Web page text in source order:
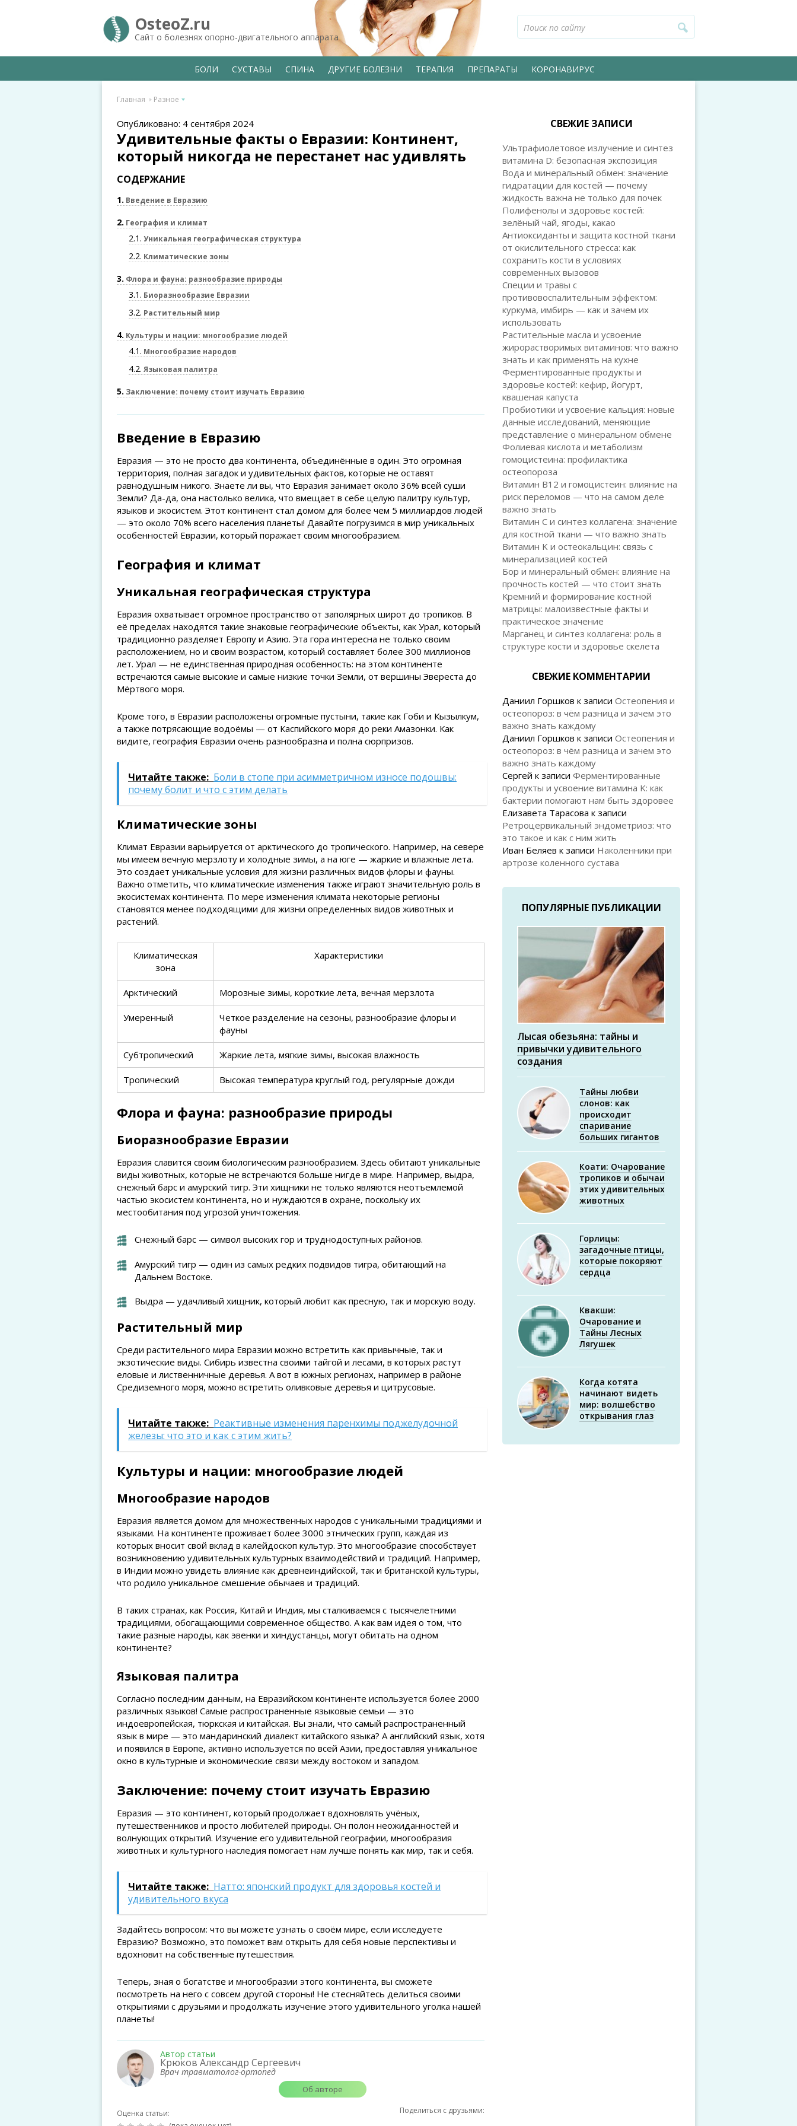
OsteoZ.ru
Сайт о болезнях опорно-двигательного аппарата
БОЛИ СУСТАВЫ СПИНА ДРУГИЕ БОЛЕЗНИ ТЕРАПИЯ ПРЕПАРАТЫ КОРОНАВИРУС
Главная Разное
Опубликовано: 4 сентября 2024
Удивительные факты о Евразии: Континент,
который никогда не перестанет нас удивлять
СОДЕРЖАНИЕ
1 Введение в Евразию
2 География и климат
2.1 Уникальная географическая структура
2.2 Климатические зоны
3 Флора и фауна: разнообразие природы
3.1 Биоразнообразие Евразии
3.2 Растительный мир
4 Культуры и нации: многообразие людей
4.1 Многообразие народов
4.2 Языковая палитра
5 Заключение: почему стоит изучать Евразию
Введение в Евразию
Евразия — это не просто два континента, объединённые в один. Это огромная
территория, полная загадок и удивительных фактов, которые не оставят
равнодушным никого. Знаете ли вы, что Евразия занимает около 36% всей суши
Земли? Да-да, она настолько велика, что вмещает в себе целую палитру культур,
языков и экосистем. Этот континент стал домом для более чем 5 миллиардов людей
— это около 70% всего населения планеты! Давайте погрузимся в мир уникальных
особенностей Евразии, который поражает своим многообразием.
География и климат
Уникальная географическая структура
Евразия охватывает огромное пространство от заполярных широт до тропиков. В
её пределах находятся такие знаковые географические объекты, как Урал, который
традиционно разделяет Европу и Азию. Эта гора интересна не только своим
расположением, но и своим возрастом, который составляет более 300 миллионов
лет. Урал — не единственная природная особенность: на этом континенте
встречаются самые высокие и самые низкие точки Земли, от вершины Эвереста до
Мёртвого моря.
Кроме того, в Евразии расположены огромные пустыни, такие как Гоби и Кызылкум,
а также потрясающие водоёмы — от Каспийского моря до реки Амазонки. Как
видите, география Евразии очень разнообразна и полна сюрпризов.
Читайте также: Боли в стопе при асимметричном износе подошвы:
почему болит и что с этим делать
Климатические зоны
Климат Евразии варьируется от арктического до тропического. Например, на севере
мы имеем вечную мерзлоту и холодные зимы, а на юге — жаркие и влажные лета.
Это создает уникальные условия для жизни различных видов флоры и фауны.
Важно отметить, что климатические изменения также играют значительную роль в
экосистемах континента. По мере изменения климата некоторые регионы
становятся менее подходящими для жизни определенных видов животных и
растений.
Климатическая
зона
Характеристики
Арктический Морозные зимы, короткие лета, вечная мерзлота
Умеренный
Четкое разделение на сезоны, разнообразие флоры и
фауны
Субтропический Жаркие лета, мягкие зимы, высокая влажность
Тропический Высокая температура круглый год, регулярные дожди
Флора и фауна: разнообразие природы
Биоразнообразие Евразии
Евразия славится своим биологическим разнообразием. Здесь обитают уникальные
виды животных, которые не встречаются больше нигде в мире. Например, выдра,
снежный барс и амурский тигр. Эти хищники не только являются неотъемлемой
частью экосистем континента, но и нуждаются в охране, поскольку их
местообитания под угрозой уничтожения.
Снежный барс — символ высоких гор и труднодоступных районов.
Амурский тигр — один из самых редких подвидов тигра, обитающий на
Дальнем Востоке.
Выдра — удачливый хищник, который любит как пресную, так и морскую воду.
Растительный мир
Среди растительного мира Евразии можно встретить как привычные, так и
экзотические виды. Сибирь известна своими тайгой и лесами, в которых растут
еловые и лиственничные деревья. А вот в южных регионах, например в районе
Средиземного моря, можно встретить оливковые деревья и цитрусовые.
Читайте также: Реактивные изменения паренхимы поджелудочной
железы: что это и как с этим жить?
Культуры и нации: многообразие людей
Многообразие народов
Евразия является домом для множественных народов с уникальными традициями и
языками. На континенте проживает более 3000 этнических групп, каждая из
которых вносит свой вклад в калейдоскоп культур. Это многообразие способствует
возникновению удивительных культурных взаимодействий и традиций. Например,
в Индии можно увидеть влияние как древнеиндийской, так и британской культуры,
что родило уникальное смешение обычаев и традиций.
В таких странах, как Россия, Китай и Индия, мы сталкиваемся с тысячелетними
традициями, обогащающими современное общество. А как вам идея о том, что
такие разные народы, как эвенки и хиндустанцы, могут обитать на одном
континенте?
Языковая палитра
Согласно последним данным, на Евразийском континенте используется более 2000
различных языков! Самые распространенные языковые семьи — это
индоевропейская, тюркская и китайская. Вы знали, что самый распространенный
язык в мире — это мандаринский диалект китайского языка? А английский язык, хотя
и появился в Европе, активно используется по всей Азии, предоставляя уникальное
окно в культурные и экономические связи между востоком и западом.
Заключение: почему стоит изучать Евразию
Евразия — это континент, который продолжает вдохновлять учёных,
путешественников и просто любителей природы. Он полон неожиданностей и
волнующих открытий. Изучение его удивительной географии, многообразия
животных и культурного наследия помогает нам лучше понять как мир, так и себя.
Читайте также: Натто: японский продукт для здоровья костей и
удивительного вкуса
Задайтесь вопросом: что вы можете узнать о своём мире, если исследуете
Евразию? Возможно, это поможет вам открыть для себя новые перспективы и
вдохновит на собственные путешествия.
Теперь, зная о богатстве и многообразии этого континента, вы сможете
посмотреть на него с совсем другой стороны! Не стесняйтесь делиться своими
открытиями с друзьями и продолжать изучение этого удивительного уголка нашей
планеты!
Автор статьи
Крюков Александр Сергеевич
Врач травматолог-ортопед
Об авторе
Оценка статьи:
Поделиться с друзьями:
СВЕЖИЕ ЗАПИСИ
Ультрафиолетовое излучение и синтез
витамина D: безопасная экспозиция
Вода и минеральный обмен: значение
гидратации для костей — почему
жидкость важна не только для почек
Полифенолы и здоровье костей:
зелёный чай, ягоды, какао
Антиоксиданты и защита костной ткани
от окислительного стресса: как
сохранить кости в условиях
современных вызовов
Специи и травы с
противовоспалительным эффектом:
куркума, имбирь — как и зачем их
использовать
Растительные масла и усвоение
жирорастворимых витаминов: что важно
знать и как применять на кухне
Ферментированные продукты и
здоровье костей: кефир, йогурт,
квашеная капуста
Пробиотики и усвоение кальция: новые
данные исследований, меняющие
представление о минеральном обмене
Фолиевая кислота и метаболизм
гомоцистеина: профилактика
остеопороза
Витамин B12 и гомоцистеин: влияние на
риск переломов — что на самом деле
важно знать
Витамин C и синтез коллагена: значение
для костной ткани — что важно знать
Витамин K и остеокальцин: связь с
минерализацией костей
Бор и минеральный обмен: влияние на
прочность костей — что стоит знать
Кремний и формирование костной
матрицы: малоизвестные факты и
практическое значение
Марганец и синтез коллагена: роль в
структуре кости и здоровье скелета
СВЕЖИЕ КОММЕНТАРИИ
Даниил Горшков к записи Остеопения и
остеопороз: в чём разница и зачем это
важно знать каждому
Даниил Горшков к записи Остеопения и
остеопороз: в чём разница и зачем это
важно знать каждому
Сергей к записи Ферментированные
продукты и усвоение витамина K: как
бактерии помогают нам быть здоровее
Елизавета Тарасова к записи
Ретроцервикальный эндометриоз: что
это такое и как с ним жить
Иван Беляев к записи Наколенники при
артрозе коленного сустава
ПОПУЛЯРНЫЕ ПУБЛИКАЦИИ
Лысая обезьяна: тайны и
привычки удивительного
создания
Тайны любви
слонов: как
происходит
спаривание
больших гигантов
Коати: Очарование
тропиков и обычаи
этих удивительных
животных
Горлицы:
загадочные птицы,
которые покоряют
сердца
Квакши:
Очарование и
Тайны Лесных
Лягушек
Когда котята
начинают видеть
мир: волшебство
открывания глаз